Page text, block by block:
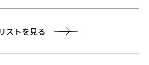
リストを見る